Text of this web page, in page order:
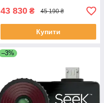
43 830 ₴ 45 190 ₴
Купити
–3%